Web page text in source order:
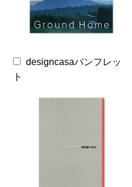
designcasaパンフレッ
ト